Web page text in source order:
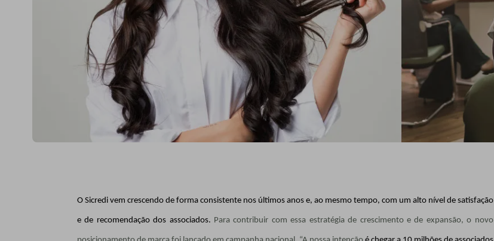
O Sicredi vem crescendo de forma consistente nos últimos anos e, ao mesmo tempo, com um alto nível de satisfação
e de recomendação dos associados. Para contribuir com essa estratégia de crescimento e de expansão, o novo